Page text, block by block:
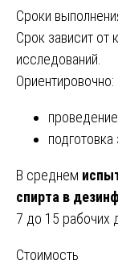
Сроки
Срок зависит от
исследований.
Ориентировочно:
В среднем
спирта в
7 до 15 рабочих
Стоимость